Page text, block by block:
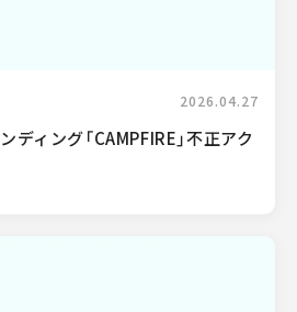
2026.04.27
ディング「CAMPFIRE」不正アク